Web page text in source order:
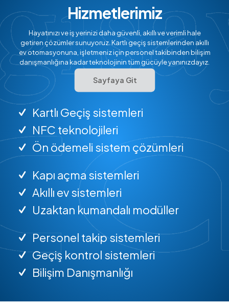
Hizmetlerimiz
Hayatınızı ve iş yerinizi daha güvenli, akıllı ve verimli hale
getiren çözümler sunuyoruz. Kartlı geçiş sistemlerinden akıllı
ev otomasyonuna, işletmeniz için personel takibinden bilişim
danışmanlığına kadar teknolojinin tüm gücüyle yanınızdayız.
Sayfaya Git
Kartlı Geçiş sistemleri
NFC teknolojileri
Ön ödemeli sistem çözümleri
Kapı açma sistemleri
Akıllı ev sistemleri
Uzaktan kumandalı modüller
Personel takip sistemleri
Geçiş kontrol sistemleri
Bilişim Danışmanlığı